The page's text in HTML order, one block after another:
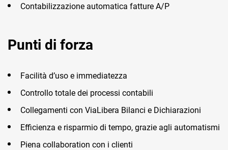
Contabilizzazione automatica fatture A/P
Punti di forza
Facilità d’uso e immediatezza
Controllo totale dei processi contabili
Collegamenti con ViaLibera Bilanci e Dichiarazioni
Efficienza e risparmio di tempo, grazie agli automatismi
Piena collaboration con i clienti